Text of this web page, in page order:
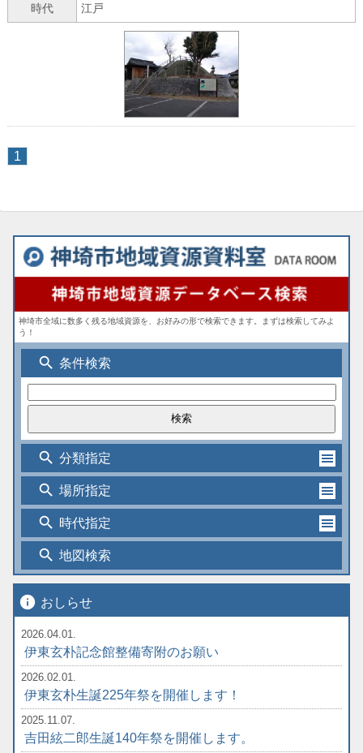
時代 江戸
1
神埼市全域に数多く残る地域資源を、お好みの形で検索できます。まずは検索してみよ
う！
search 条件検索
search 分類指定
search 場所指定
search 時代指定
search 地図検索
info おしらせ
2026.04.01.
伊東玄朴記念館整備寄附のお願い
2026.02.01.
伊東玄朴生誕225年祭を開催します！
2025.11.07.
吉田絃二郎生誕140年祭を開催します。